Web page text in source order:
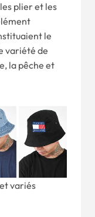
plier et les
le
variété de
la pêche et
variés